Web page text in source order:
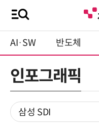
AI·SW 반도체
인포그래픽